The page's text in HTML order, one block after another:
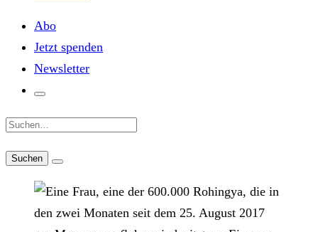
Abo
Jetzt spenden
Newsletter
Suche: